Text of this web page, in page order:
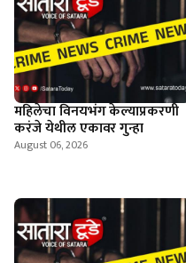
महिलेचा विनयभंग केल्याप्रकरणी
करंजे येथील एकावर गुन्हा
August 06, 2026